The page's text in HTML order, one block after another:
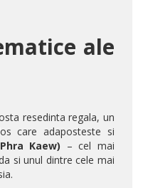
ale
resedinta regala, un
care adaposteste si
Kaew) – cel mai
si unul dintre cele mai